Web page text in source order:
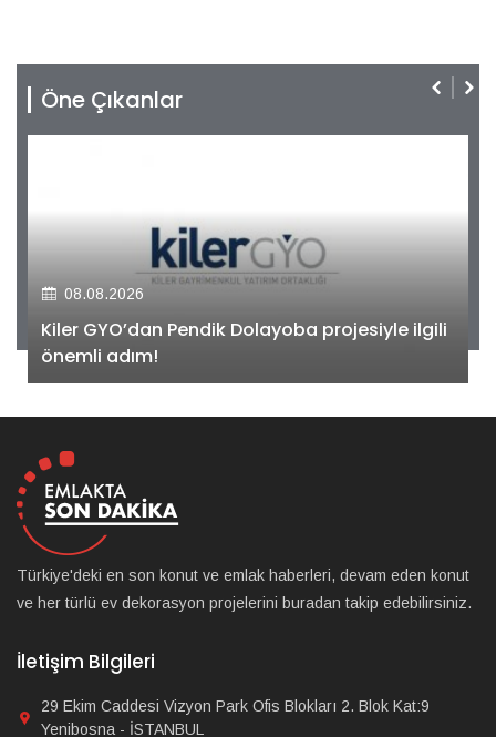
Öne Çıkanlar
08.08.2026
Kiler GYO’dan Pendik Dolayoba projesiyle ilgili
önemli adım!
Türkiye'deki en son konut ve emlak haberleri, devam eden konut
ve her türlü ev dekorasyon projelerini buradan takip edebilirsiniz.
İletişim Bilgileri
29 Ekim Caddesi Vizyon Park Ofis Blokları 2. Blok Kat:9
Yenibosna - İSTANBUL